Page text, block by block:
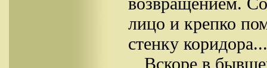
лицо и крепко
стенку коридора...
Вскоре в